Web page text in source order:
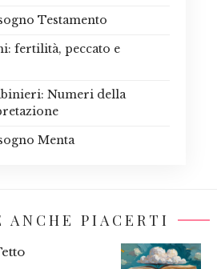
Testamento
fertilità, peccato e
Numeri della
Menta
ANCHE PIACERTI